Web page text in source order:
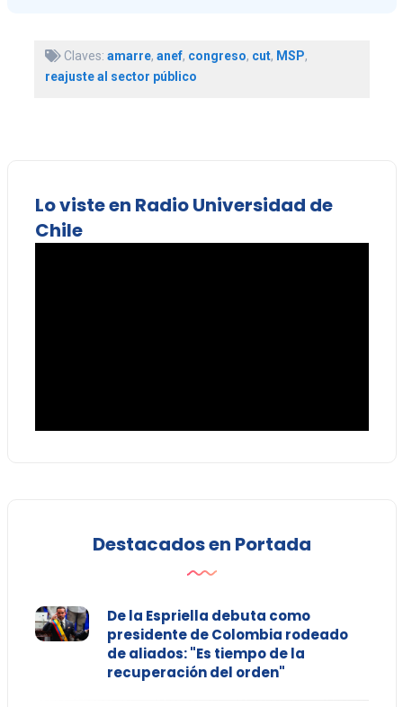
Claves: amarre, anef, congreso, cut, MSP,
reajuste al sector público
Lo viste en Radio Universidad de
Chile
Destacados en Portada
De la Espriella debuta como
presidente de Colombia rodeado
de aliados: "Es tiempo de la
recuperación del orden"